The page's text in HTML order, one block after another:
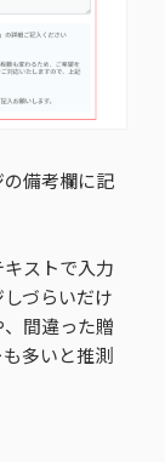
の備考欄に記
ストで入力
づらいだけ
間違った贈
多いと推測